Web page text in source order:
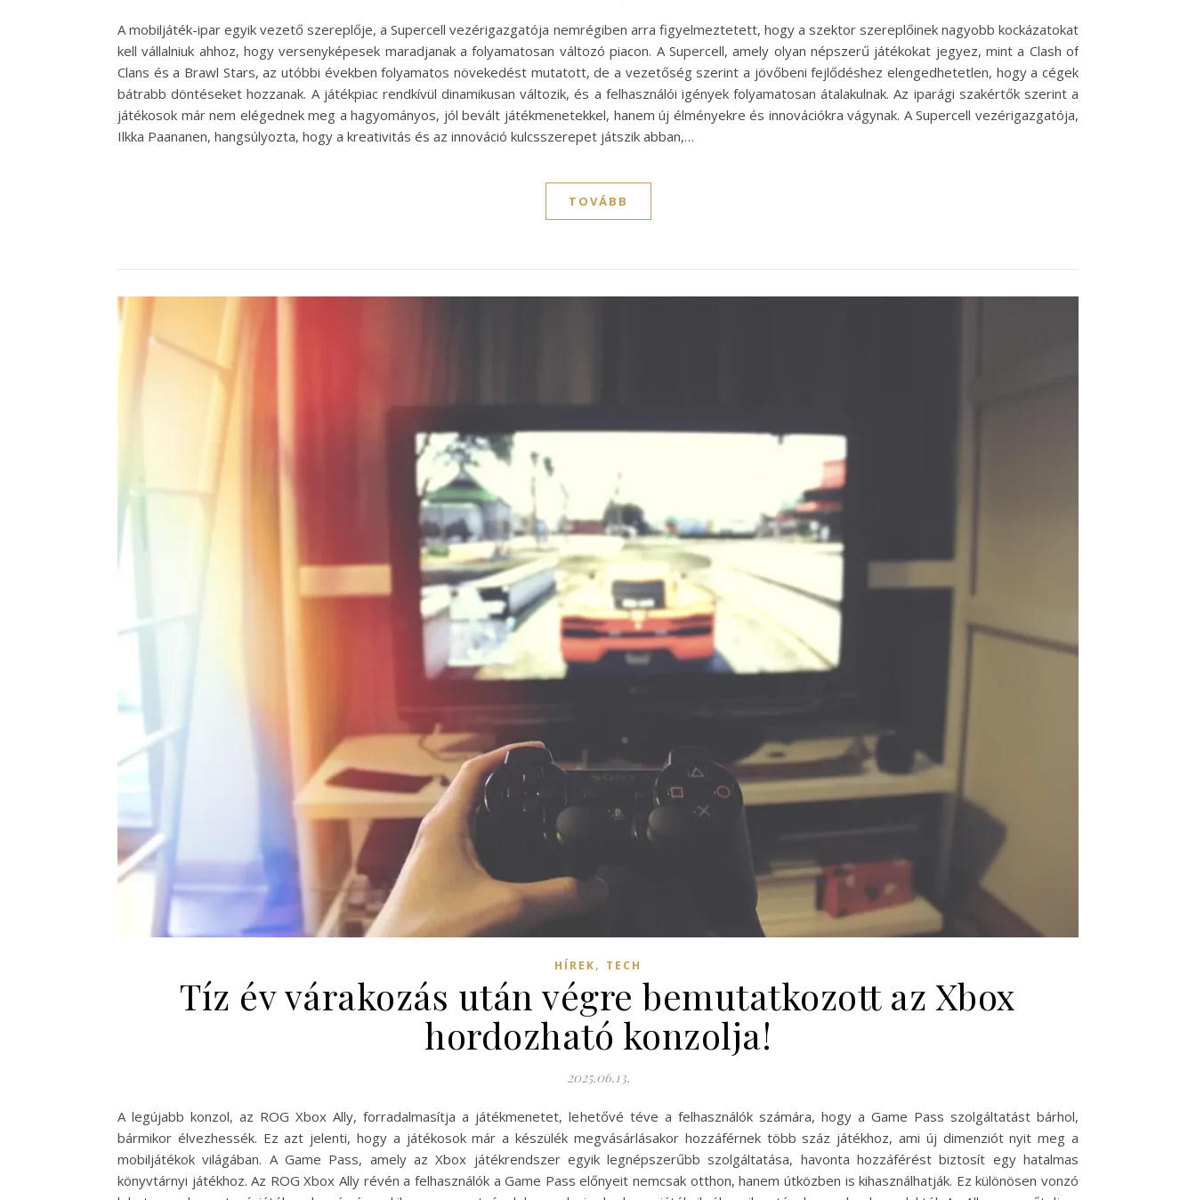
A mobiljáték-ipar egyik vezető szereplője, a Supercell vezérigazgatója nemrégiben arra figyelmeztetett, hogy a szektor szereplőinek nagyobb kockázatokat
kell vállalniuk ahhoz, hogy versenyképesek maradjanak a folyamatosan változó piacon. A Supercell, amely olyan népszerű játékokat jegyez, mint a Clash of
Clans és a Brawl Stars, az utóbbi években folyamatos növekedést mutatott, de a vezetőség szerint a jövőbeni fejlődéshez elengedhetetlen, hogy a cégek
bátrabb döntéseket hozzanak. A játékpiac rendkívül dinamikusan változik, és a felhasználói igények folyamatosan átalakulnak. Az iparági szakértők szerint a
játékosok már nem elégednek meg a hagyományos, jól bevált játékmenetekkel, hanem új élményekre és innovációkra vágynak. A Supercell vezérigazgatója,
Ilkka Paananen, hangsúlyozta, hogy a kreativitás és az innováció kulcsszerepet játszik abban,…
TOVÁBB
HÍREK, TECH
Tíz év várakozás után végre bemutatkozott az Xbox
hordozható konzolja!
2025.06.13.
A legújabb konzol, az ROG Xbox Ally, forradalmasítja a játékmenetet, lehetővé téve a felhasználók számára, hogy a Game Pass szolgáltatást bárhol,
bármikor élvezhessék. Ez azt jelenti, hogy a játékosok már a készülék megvásárlásakor hozzáférnek több száz játékhoz, ami új dimenziót nyit meg a
mobiljátékok világában. A Game Pass, amely az Xbox játékrendszer egyik legnépszerűbb szolgáltatása, havonta hozzáférést biztosít egy hatalmas
könyvtárnyi játékhoz. Az ROG Xbox Ally révén a felhasználók a Game Pass előnyeit nemcsak otthon, hanem útközben is kihasználhatják. Ez különösen vonzó